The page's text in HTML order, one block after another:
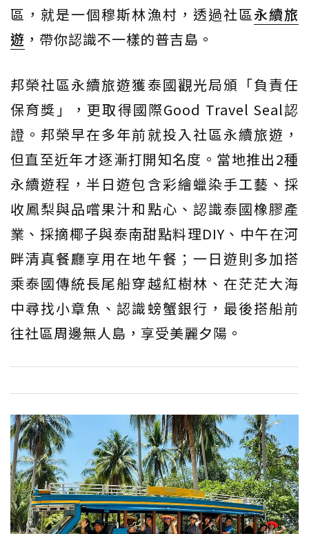
區，就是一個穆斯林漁村，透過社區永續旅
遊 ，帶你認識不一樣的普吉島。
邦榮社區永續旅遊獲泰國觀光局頒「負責任
保育獎」，更取得國際Good Travel Seal認
證。邦榮早在多年前就投入社區永續旅遊，
但直至近年才逐漸打開知名度。當地推出2種
永續遊程，半日遊包含彩繪蠟染手工藝、採
收鳳梨與品嚐果汁和點心、認識泰國橡膠產
業、採摘椰子與泰南甜點料理DIY、中午在河
畔清真餐廳享用在地午餐；一日遊則多加搭
乘泰國傳統長尾船穿越紅樹林、在茫茫大海
中尋找小章魚、認識螃蟹銀行，最後搭船前
往社區周邊無人島，享受美麗夕陽。